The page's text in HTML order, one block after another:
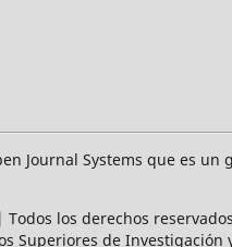
Journal Systems que es
los derechos reservados
Superiores de Investigación